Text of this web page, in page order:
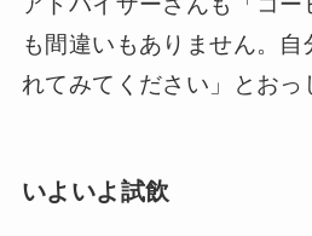
も間違いもありません。
れてみてください」とおっ
いよいよ試飲